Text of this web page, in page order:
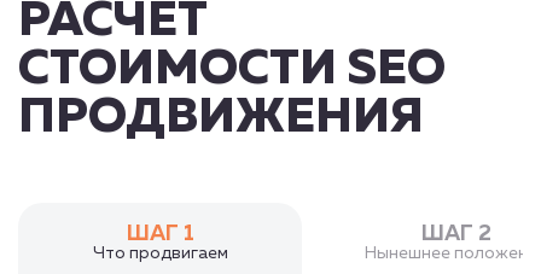
РАСЧЕТ
СТОИМОСТИ SEO
ПРОДВИЖЕНИЯ
ШАГ 1
Что продвигаем
ШАГ 2
Нынешнее